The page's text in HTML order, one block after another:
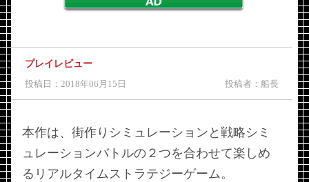
プレイレビュー
投稿日：2018年06月15日 投稿者：船長
本作は、街作りシミュレーションと戦略シミ
ュレーションバトルの２つを合わせて楽しめ
るリアルタイムストラテジーゲーム。